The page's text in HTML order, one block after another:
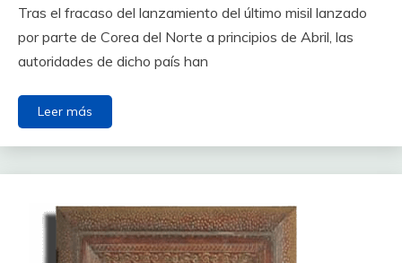
Tras el fracaso del lanzamiento del último misil lanzado
por parte de Corea del Norte a principios de Abril, las
autoridades de dicho país han
Leer más